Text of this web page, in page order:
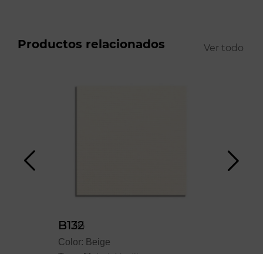
Productos relacionados Ver todo
B126
Color: Beige
B132
Color: Beige